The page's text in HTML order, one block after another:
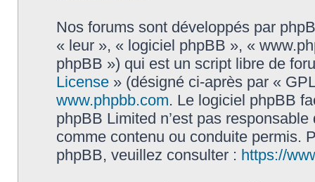
Nos forums sont développés par
« leur », « logiciel phpBB », «
phpBB ») qui est un script libre de
License » (désigné ci-après par «
www.phpbb.com. Le logiciel phpBB
phpBB Limited n’est pas
comme contenu ou conduite permis.
phpBB, veuillez consulter : https://